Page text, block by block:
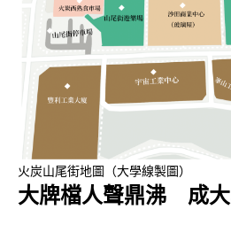
火炭山尾街地圖（大學線製圖）
大牌檔人聲鼎沸 成